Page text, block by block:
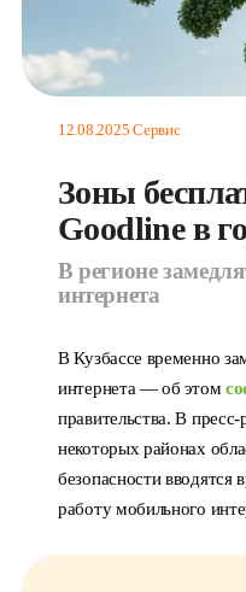
12.08.2025 Сервис
Зоны
Goodline в
В регионе
интернета
В Кузбассе временно
интернета — об этом
правительства. В пресс-
некоторых районах
безопасности вводятся
работу мобильного